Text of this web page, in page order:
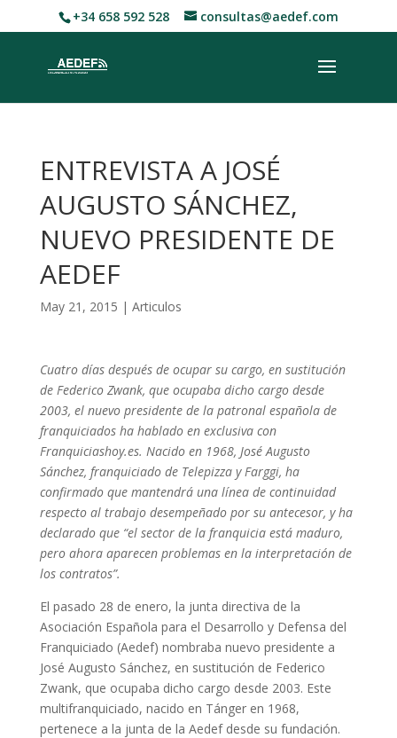
+34 658 592 528 consultas@aedef.com
ENTREVISTA A JOSÉ
AUGUSTO SÁNCHEZ,
NUEVO PRESIDENTE DE
AEDEF
May 21, 2015 | Articulos
Cuatro días después de ocupar su cargo, en sustitución
de Federico Zwank, que ocupaba dicho cargo desde
2003, el nuevo presidente de la patronal española de
franquiciados ha hablado en exclusiva con
Franquiciashoy.es. Nacido en 1968, José Augusto
Sánchez, franquiciado de Telepizza y Farggi, ha
confirmado que mantendrá una línea de continuidad
respecto al trabajo desempeñado por su antecesor, y ha
declarado que “el sector de la franquicia está maduro,
pero ahora aparecen problemas en la interpretación de
los contratos”.
El pasado 28 de enero, la junta directiva de la
Asociación Española para el Desarrollo y Defensa del
Franquiciado (Aedef) nombraba nuevo presidente a
José Augusto Sánchez, en sustitución de Federico
Zwank, que ocupaba dicho cargo desde 2003. Este
multifranquiciado, nacido en Tánger en 1968,
pertenece a la junta de la Aedef desde su fundación.